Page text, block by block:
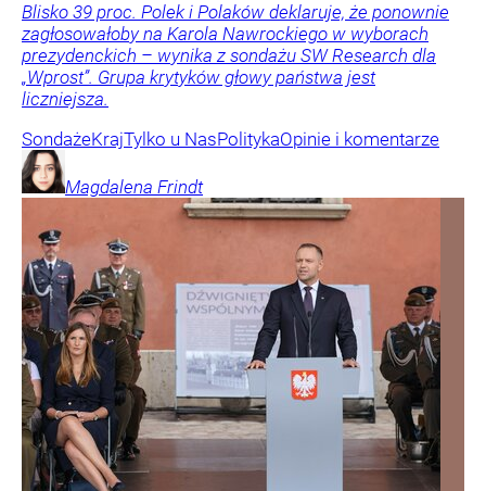
Blisko 39 proc. Polek i Polaków deklaruje, że ponownie
zagłosowałoby na Karola Nawrockiego w wyborach
prezydenckich – wynika z sondażu SW Research dla
„Wprost”. Grupa krytyków głowy państwa jest
liczniejsza.
SondażeKrajTylko u NasPolitykaOpinie i komentarze
Magdalena Frindt